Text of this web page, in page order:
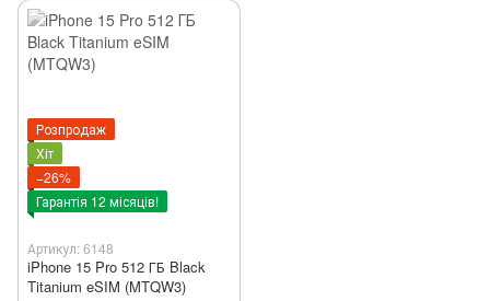
Розпродаж
Хіт
−26%
Гарантія 12 місяців!
Артикул: 6148
iPhone 15 Pro 512 ГБ Black
Titanium eSIM (MTQW3)